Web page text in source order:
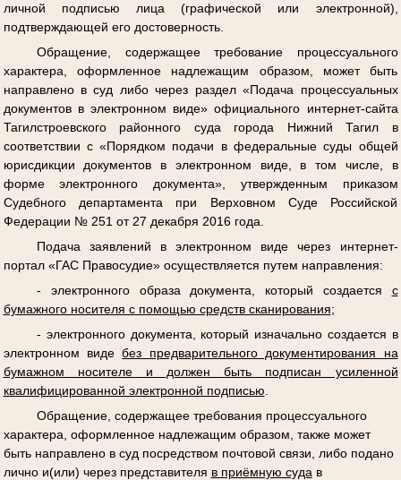
личной подписью лица (графической или электронной),
подтверждающей его достоверность.
Обращение, содержащее требование процессуального
характера, оформленное надлежащим образом, может быть
направлено в суд либо через раздел «Подача процессуальных
документов в электронном виде» официального интернет-сайта
Тагилстроевского районного суда города Нижний Тагил в
соответствии с «Порядком подачи в федеральные суды общей
юрисдикции документов в электронном виде, в том числе, в
форме электронного документа», утвержденным приказом
Судебного департамента при Верховном Суде Российской
Федерации № 251 от 27 декабря 2016 года.
Подача заявлений в электронном виде через интернет-
портал «ГАС Правосудие» осуществляется путем направления:
- электронного образа документа, который создается с
бумажного носителя с помощью средств сканирования;
- электронного документа, который изначально создается в
электронном видебез предварительного документирования на
бумажном носителе и должен быть подписан усиленной
квалифицированной электронной подписью
Обращение, содержащее требования процессуального
характера, оформленное надлежащим образом, также может
быть направлено в суд посредством почтовой связи, либо подано
лично и(или) через представителя в приёмную суда в